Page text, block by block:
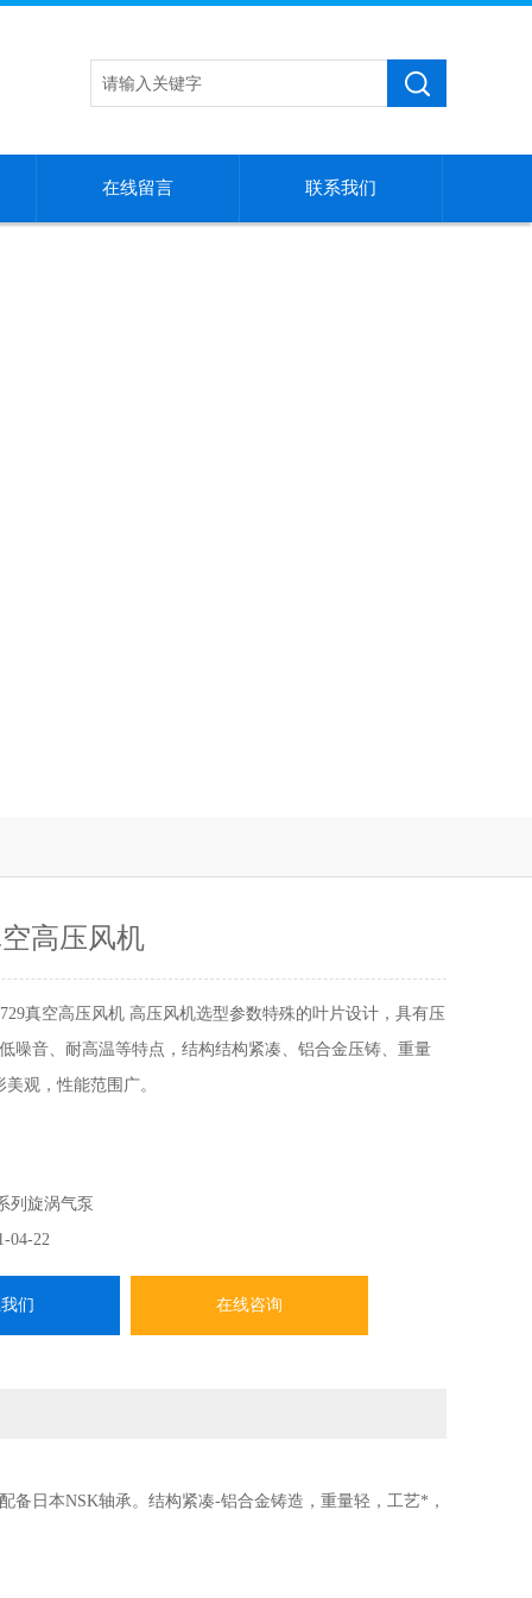
在线留言 联系我们
高压风机
真空高压风机 高压风机选型参数特殊的叶片设计，具有压
噪音、耐高温等特点，结构结构紧凑、铝合金压铸、重量
观，性能范围广。
列旋涡气泵
04-22
们 在线咨询
日本NSK轴承。结构紧凑-铝合金铸造，重量轻，工艺*，